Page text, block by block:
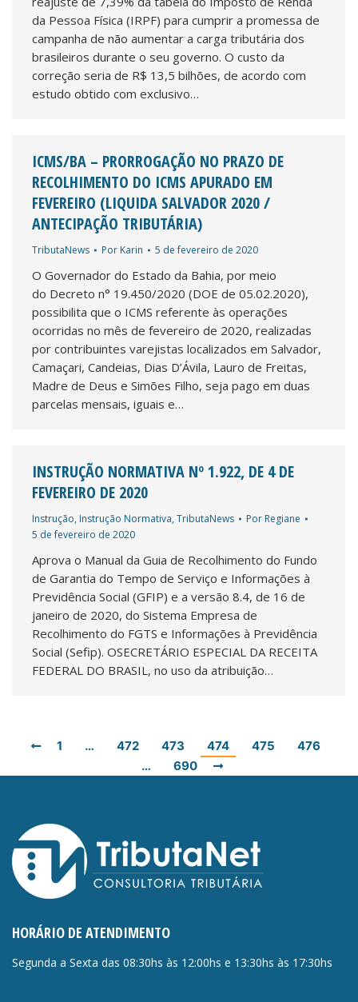
da Pessoa Física (IRPF) para cumprir a promessa de
campanha de não aumentar a carga tributária dos
brasileiros durante o seu governo. O custo da
correção seria de R$ 13,5 bilhões, de acordo com
estudo obtido com exclusivo…
ICMS/BA – PRORROGAÇÃO NO PRAZO DE
RECOLHIMENTO DO ICMS APURADO EM
FEVEREIRO (LIQUIDA SALVADOR 2020 /
ANTECIPAÇÃO TRIBUTÁRIA)
TributaNews Por Karin 5 de fevereiro de 2020
O Governador do Estado da Bahia, por meio
do Decreto n° 19.450/2020 (DOE de 05.02.2020),
possibilita que o ICMS referente às operações
ocorridas no mês de fevereiro de 2020, realizadas
por contribuintes varejistas localizados em Salvador,
Camaçari, Candeias, Dias D’Ávila, Lauro de Freitas,
Madre de Deus e Simões Filho, seja pago em duas
parcelas mensais, iguais e…
INSTRUÇÃO NORMATIVA Nº 1.922, DE 4 DE
FEVEREIRO DE 2020
Instrução, Instrução Normativa,TributaNews Por Regiane
5 de fevereiro de 2020
Aprova o Manual da Guia de Recolhimento do Fundo
de Garantia do Tempo de Serviço e Informações à
Previdência Social (GFIP) e a versão 8.4, de 16 de
janeiro de 2020, do Sistema Empresa de
Recolhimento do FGTS e Informações à Previdência
Social (Sefip). OSECRETÁRIO ESPECIAL DA RECEITA
FEDERAL DO BRASIL, no uso da atribuição…
1 … 472 473 474 475
476
…
690
HORÁRIO DE ATENDIMENTO
Segunda a Sexta das 08:30hs às 12:00hs e 13:30hs às 17:30hs